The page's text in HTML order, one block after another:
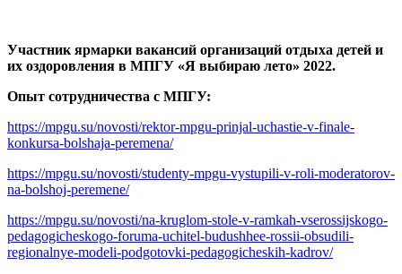
Участник ярмарки вакансий организаций отдыха детей и
их оздоровления в МПГУ «Я выбираю лето» 2022.
Опыт сотрудничества с МПГУ:
https://mpgu.su/novosti/rektor-mpgu-prinjal-uchastie-v-finale-
konkursa-bolshaja-peremena/
https://mpgu.su/novosti/studenty-mpgu-vystupili-v-roli-moderatorov-
na-bolshoj-peremene/
https://mpgu.su/novosti/na-kruglom-stole-v-ramkah-vserossijskogo-
pedagogicheskogo-foruma-uchitel-budushhee-rossii-obsudili-
regionalnye-modeli-podgotovki-pedagogicheskih-kadrov/